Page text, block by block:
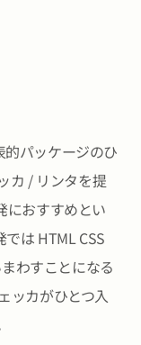
パッケージのひ
カ / リンタを提
におすすめとい
は HTML CSS
わすことになる
ッカがひとつ入